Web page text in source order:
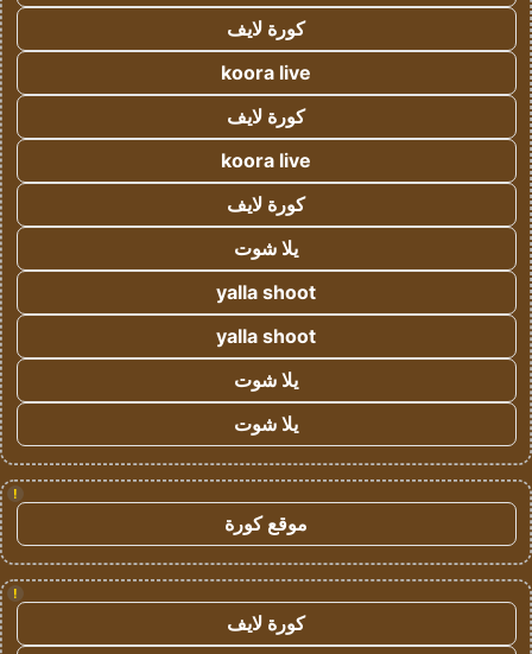
كورة لايف
koora live
كورة لايف
koora live
كورة لايف
يلا شوت
yalla shoot
yalla shoot
يلا شوت
يلا شوت
!
موقع كورة
!
كورة لايف